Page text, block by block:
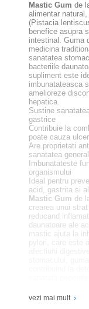
Mastic Gum de
alimentar
(Pistacia
benefice asupra
intestinal. Guma
medicina
sanatatea
bacteriile
supliment este
imbunatateasca
amelioreze
hepatica.
Sustine
gastrice
Contribuie la
poate cauza
Are proprietati
sanatatea
Imbunatateste
organismului
Ideal pentru
acid, gastrita si
Mastic Gum de
crearea unui
reducand
daunatoare ale
mastic ajuta la
in rutina zilnica
vezi mai mult